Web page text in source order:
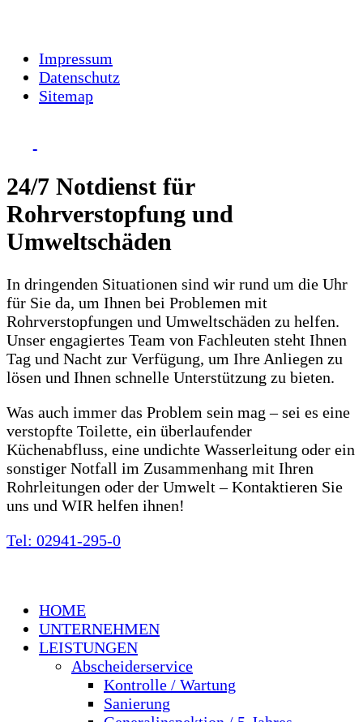
Impressum
Datenschutz
Sitemap
24/7 Notdienst für
Rohrverstopfung und
Umweltschäden
In dringenden Situationen sind wir rund um die Uhr
für Sie da, um Ihnen bei Problemen mit
Rohrverstopfungen und Umweltschäden zu helfen.
Unser engagiertes Team von Fachleuten steht Ihnen
Tag und Nacht zur Verfügung, um Ihre Anliegen zu
lösen und Ihnen schnelle Unterstützung zu bieten.
Was auch immer das Problem sein mag – sei es eine
verstopfte Toilette, ein überlaufender
Küchenabfluss, eine undichte Wasserleitung oder ein
sonstiger Notfall im Zusammenhang mit Ihren
Rohrleitungen oder der Umwelt – Kontaktieren Sie
uns und WIR helfen ihnen!
Tel: 02941-295-0
HOME
UNTERNEHMEN
LEISTUNGEN
Abscheiderservice
Kontrolle / Wartung
Sanierung